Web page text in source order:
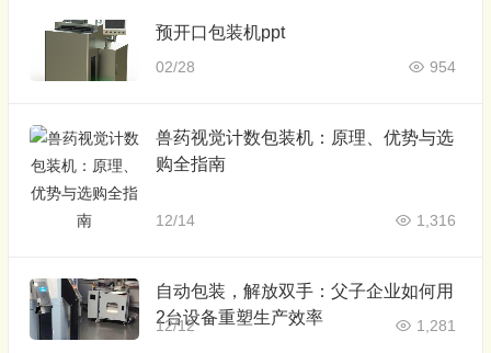
预开口包装机ppt
02/28 954
兽药视觉计数包装机：原理、优势与选
购全指南
12/14 1,316
自动包装，解放双手：父子企业如何用
2台设备重塑生产效率
12/12 1,281